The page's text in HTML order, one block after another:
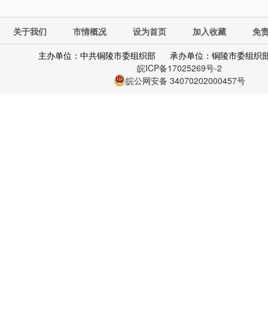
关于我们 市情概况 设为首页 加入收藏
免
主办单位：中共铜陵市委组织部
承办单位：铜陵市委组织
皖ICP备17025269号-2
皖公网安备 34070202000457号